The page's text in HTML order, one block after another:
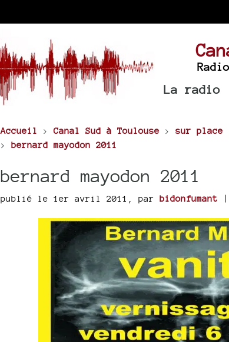
La radio
Accueil >Canal Sud à Toulouse > sur place
> bernard mayodon 2011
bernard mayodon 2011
publié le 1er avril 2011 par bidonfumant |